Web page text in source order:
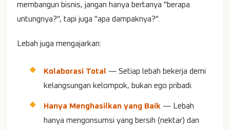
membangun bisnis, jangan hanya bertanya "berapa
untungnya?", tapi juga "apa dampaknya?".
Lebah juga mengajarkan:
Kolaborasi Total — Setiap lebah bekerja demi
kelangsungan kelompok, bukan ego pribadi.
Hanya Menghasilkan yang Baik — Lebah
hanya mengonsumsi yang bersih (nektar) dan